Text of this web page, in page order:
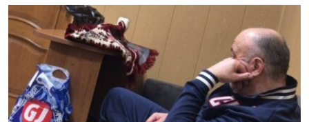
Вернутся
поиску
КАВКАЗ.РЕАЛИИ
СЕВЕР.РЕАЛИИ
СИБИРЬ.РЕАЛИИ
РАСПИСАНИЕ ВЕЩАНИЯ
ПОДПИШИТЕСЬ НА РАССЫЛКУ